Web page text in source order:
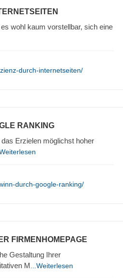
wohl kaum vorstellbar, sich eine
durch-internetseiten/
RANKING
Erzielen möglichst hoher
durch-google-ranking/
FIRMENHOMEPAGE
Gestaltung Ihrer
M ...Weiterlesen